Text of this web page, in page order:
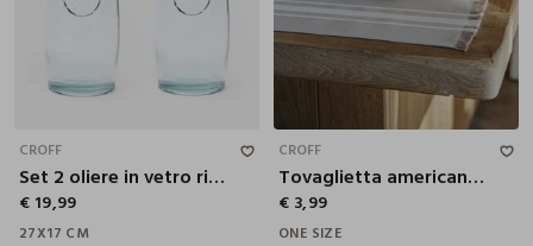
CROFF
Set 2 oliere in vetro riciclato Made in Spagna
€ 19,99
27X17 CM
CROFF
Tovaglietta americana in cotone con frange
€ 3,99
ONE SIZE